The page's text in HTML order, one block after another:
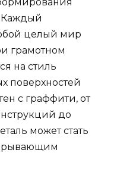
Каждый
целый мир
грамотном
на стиль
поверхностей
с граффити, от
до
может стать